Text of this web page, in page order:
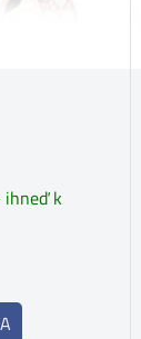
ihneď k